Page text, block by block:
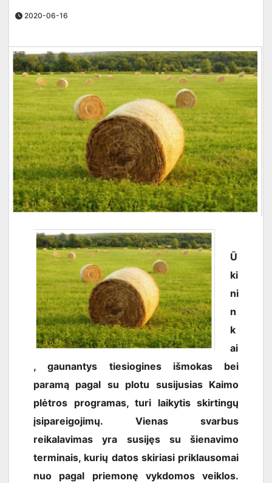
2020-06-16
Ū
ki
ni
n
k
ai
, gaunantys tiesiogines išmokas bei
paramą pagal su plotu susijusias Kaimo
plėtros programas, turi laikytis skirtingų
įsipareigojimų. Vienas svarbus
reikalavimas yra susijęs su šienavimo
terminais, kurių datos skiriasi priklausomai
nuo pagal priemonę vykdomos veiklos.